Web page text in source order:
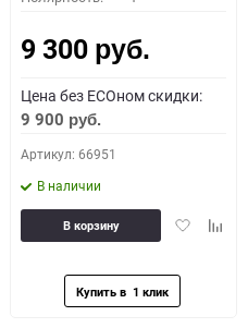
9 300 руб.
Цена без ECOном скидки:
9 900 руб.
Артикул: 66951
В наличии
Добавить
В корзину